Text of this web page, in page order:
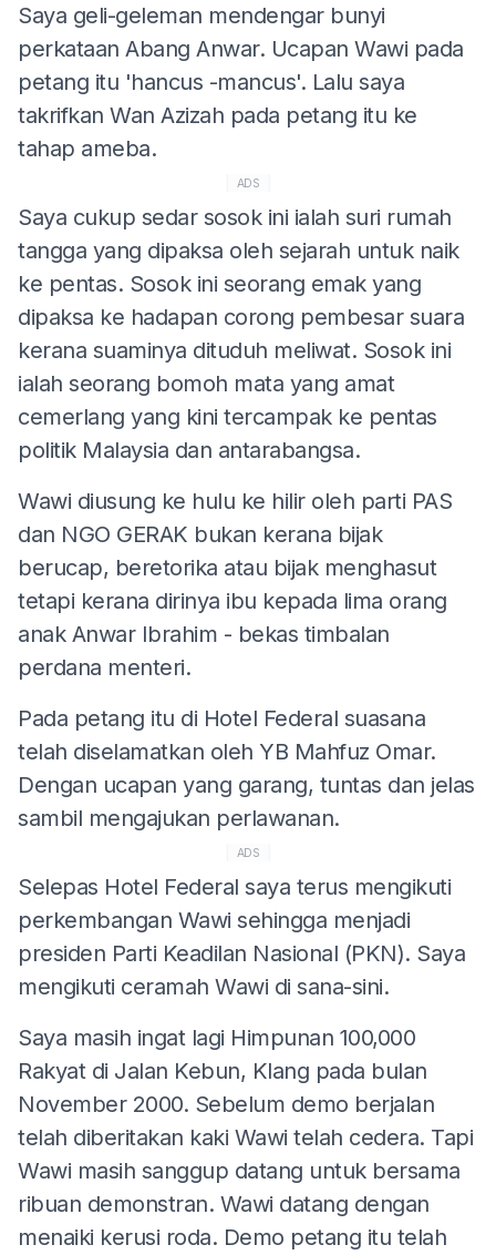
Saya geli-geleman mendengar bunyi
perkataan Abang Anwar. Ucapan Wawi pada
petang itu 'hancus -mancus'. Lalu saya
takrifkan Wan Azizah pada petang itu ke
tahap ameba.
ADS
Saya cukup sedar sosok ini ialah suri rumah
tangga yang dipaksa oleh sejarah untuk naik
ke pentas. Sosok ini seorang emak yang
dipaksa ke hadapan corong pembesar suara
kerana suaminya dituduh meliwat. Sosok ini
ialah seorang bomoh mata yang amat
cemerlang yang kini tercampak ke pentas
politik Malaysia dan antarabangsa.
Wawi diusung ke hulu ke hilir oleh parti PAS
dan NGO GERAK bukan kerana bijak
berucap, beretorika atau bijak menghasut
tetapi kerana dirinya ibu kepada lima orang
anak Anwar Ibrahim - bekas timbalan
perdana menteri.
Pada petang itu di Hotel Federal suasana
telah diselamatkan oleh YB Mahfuz Omar.
Dengan ucapan yang garang, tuntas dan jelas
sambil mengajukan perlawanan.
ADS
Selepas Hotel Federal saya terus mengikuti
perkembangan Wawi sehingga menjadi
presiden Parti Keadilan Nasional (PKN). Saya
mengikuti ceramah Wawi di sana-sini.
Saya masih ingat lagi Himpunan 100,000
Rakyat di Jalan Kebun, Klang pada bulan
November 2000. Sebelum demo berjalan
telah diberitakan kaki Wawi telah cedera. Tapi
Wawi masih sanggup datang untuk bersama
ribuan demonstran. Wawi datang dengan
menaiki kerusi roda. Demo petang itu telah